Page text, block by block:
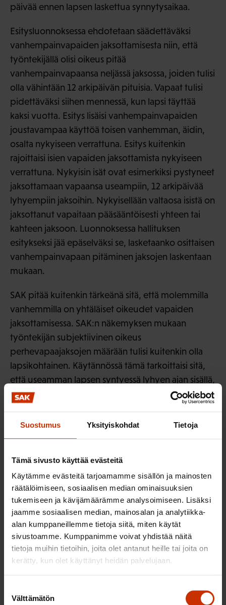
Suostumus Yksityiskohdat Tietoja
Tämä sivusto käyttää evästeitä
Käytämme evästeitä tarjoamamme sisällön ja mainosten
räätälöimiseen, sosiaalisen median ominaisuuksien
tukemiseen ja kävijämäärämme analysoimiseen. Lisäksi
jaamme sosiaalisen median, mainosalan ja analytiikka-
alan kumppaneillemme tietoja siitä, miten käytät
sivustoamme. Kumppanimme voivat yhdistää näitä
tietoja muihin tietoihin, joita olet antanut heille tai joita on
kerätty, kun olet käyttänyt heidän palvelujaan.
valinta
Välttämätön
päivää ennen lapsen laskettua synnytysaikaa.
Esitysluonnoksessa ehdotetaan säädettäväksi
vanhempainvapaiden jaksottamisesta niin, että
työntekijällä olisi oikeus pitää
vanhempainvapaansa neljässä jaksossa, joiden tulisi
olla vähintään 12 arkipäivän pituisia. Vapaat tulisi
pidettäväksi siihen mennessä, kun lapsi täyttää
kaksi vuotta. Esitys lisäisi vanhempainvapaiden
joustavampaa käyttöä toisen vanhemman, äidin,
osalta nykyiseen verrattuna. Esitys kuitenkin
rajoittaisi isien vapaiden jaksottamista nykyiseen
verrattuna. Nykyisin isät ovat esimerkiksi pystyneet
jaksottamaan vapaansa useampiin, 12 arkipäivää
lyhyempiin jaksoihin. Nykyisellään valtaosa isistä on
jaksottanut vapaitaan pääsääntöisesti yhteen tai
kahteen jaksoon. Luonnoksessa hallituksen
esitykseksi jää epäselväksi se, lasketaanko osittaisen
vanhempainvapaan pitäminen jaksojen laskentaan
mukaan.
SAK pitää kuitenkin tärkeänä sitä, että molemmilla
vanhemmilla on yhtäläiset oikeudet vapaiden
jaksottamisessa. SAK:n näkemyksen mukaan
työntekijän subjektiivinen oikeus
perhevapaajaksojen määrään tulisi kuitenkin olla
lapsikohtainen. Käytännössä tämä tarkoittaisi sitä,
että useamman lapsen syntyessä lyhyen ajan sisällä,
työntekijällä voisi olla oikeus useampaan kuin
Sairausvakuutuslakia ehdotetaan muutettavaksi
myös yksittäisinä päivinä, lyhyemmissä jaksoissa ja
osa-aikaisesti. Ehdotetut työsopimuslain
muutokset eivät mahdollista työntekijän
subjektiivista oikeutta lyhyempiin vapaisiin. SAK
ehdottaa, että hallituksen esitystä täsmennetään
siten, että korostetaan työntekijän ja työnantajan
mahdollisuutta sopia vapaiden joustavammasta
pitämisestä työntekijän työssä kiinnittymisen,
Laajempi sopiminen mahdollistaisi joustavuuden